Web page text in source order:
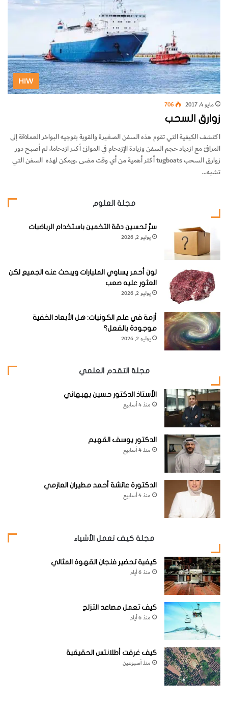
HIW
مايو 4, 2017 706
زوارق السحب
‬تشبه‭…
مجلة العلوم
سرُّ تحسين دقة التخمين باستخدام الرياضيات
يوليو 2, 2026
لون أحمر يساوي المليارات ويبحث عنه الجميع لكن
العثور عليه صعب
يوليو 2, 2026
أزمة في علم الكونيات: هل الأبعاد الخفية
موجودة بالفعل؟
يوليو 2, 2026
مجلة التقدم العلمي
الأستاذ الدكتور حسين بهبهاني
منذ 4 أسابيع
الدكتور يوسف القهيم
منذ 4 أسابيع
الدكتورة عائشة أحمد مطيران العازمي
منذ 4 أسابيع
مجلة كيف تعمل الأشياء
كيفية تحضير فنجان القهوة المثالي
منذ 6 أيام
كيف تعمل مصاعد التزلج
منذ 6 أيام
كيف غرقت أطلانتس الحقيقية
منذ أسبوعين